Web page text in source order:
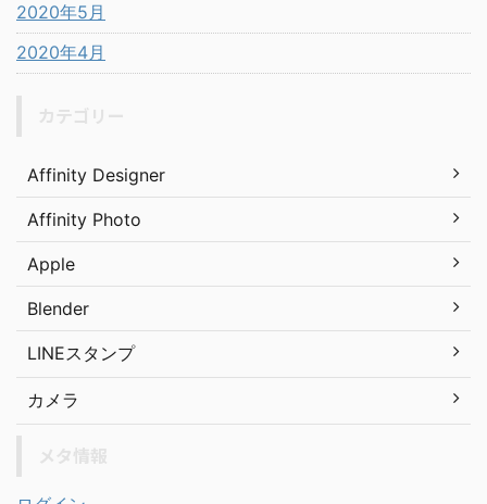
2020年5月
2020年4月
Affinity Designer
Affinity Photo
Apple
Blender
LINEスタンプ
カメラ